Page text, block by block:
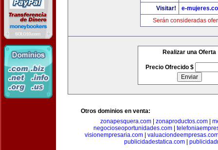
Visitar!
e-
Serán consideradas
Realizar una Oferta
Precio Ofrecido $
Otros dominios en venta:
zonapesquera.com| zonaproductos.com|
negocioseoportunidades.com
visionempresaria.com
publicidadestatica.com